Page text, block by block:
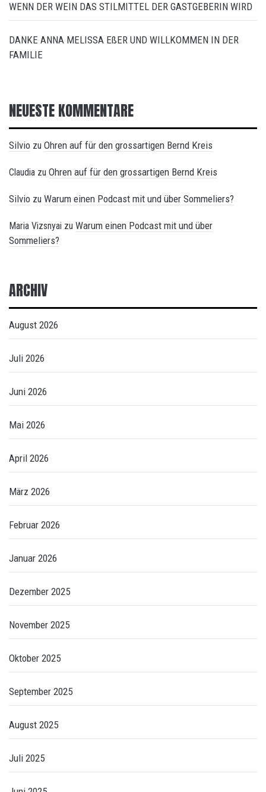
WENN DER WEIN DAS STILMITTEL DER GASTGEBERIN WIRD
DANKE ANNA MELISSA EßER UND WILLKOMMEN IN DER
FAMILIE
NEUESTE KOMMENTARE
Silvio zu Ohren auf für den grossartigen Bernd Kreis
Claudia zu Ohren auf für den grossartigen Bernd Kreis
Silvio zu Warum einen Podcast mit und über Sommeliers?
Maria Vizsnyai zu Warum einen Podcast mit und über
Sommeliers?
ARCHIV
August 2026
Juli 2026
Juni 2026
Mai 2026
April 2026
März 2026
Februar 2026
Januar 2026
Dezember 2025
November 2025
Oktober 2025
September 2025
August 2025
Juli 2025